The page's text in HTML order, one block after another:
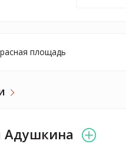
площадь
Адушкина